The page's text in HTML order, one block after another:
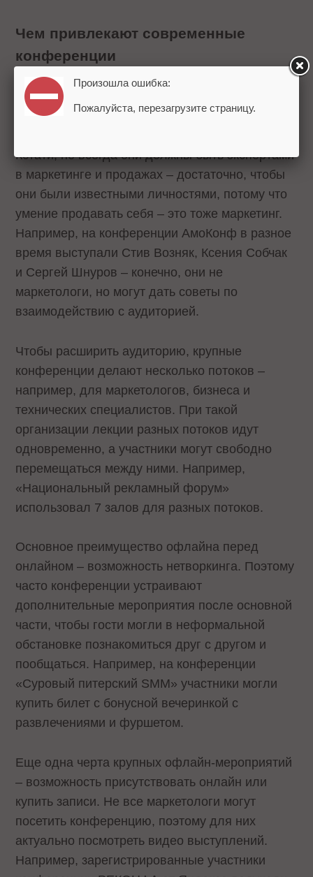
Чем привлекают современные
конференции
Главное, на что обращают внимание участники
– спикеры. Организаторам конференции
достаточно пригласить 1-2 крупных игроков
Кстати, не всегда они должны быть экспертами
в маркетинге и продажах – достаточно, чтобы
они были известными личностями, потому что
умение продавать себя – это тоже маркетинг.
Например, на конференции АмоКонф в разное
время выступали Стив Возняк, Ксения Собчак
и Сергей Шнуров – конечно, они не
маркетологи, но могут дать советы по
взаимодействию с аудиторией.
Чтобы расширить аудиторию, крупные
конференции делают несколько потоков –
например, для маркетологов, бизнеса и
технических специалистов. При такой
организации лекции разных потоков идут
одновременно, а участники могут свободно
перемещаться между ними. Например,
«Национальный рекламный форум»
использовал 7 залов для разных потоков.
Основное преимущество офлайна перед
онлайном – возможность нетворкинга. Поэтому
часто конференции устраивают
дополнительные мероприятия после основной
части, чтобы гости могли в неформальной
обстановке познакомиться друг с другом и
пообщаться. Например, на конференции
«Суровый питерский SMM» участники могли
купить билет с бонусной вечеринкой с
развлечениями и фуршетом.
Еще одна черта крупных офлайн-мероприятий
– возможность присутствовать онлайн или
купить записи. Не все маркетологи могут
посетить конференцию, поэтому для них
актуально посмотреть видео выступлений.
Например, зарегистрированные участники
Произошла ошибка:
Пожалуйста, перезагрузите страницу.